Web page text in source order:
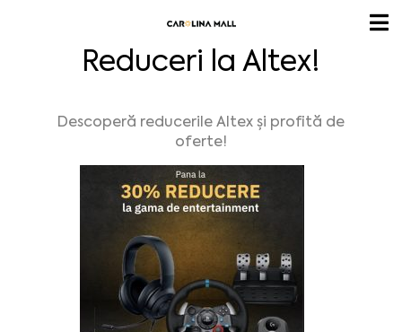
Reduceri la Altex!
Descoperă reducerile Altex și profită de
oferte!